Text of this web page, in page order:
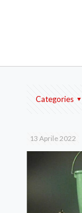
Categories
13 Aprile 2022